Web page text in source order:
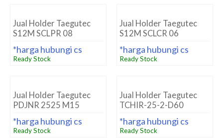
Jual Holder Taegutec
S12M SCLPR 08
*harga hubungi cs
Ready Stock
Jual Holder Taegutec
S12M SCLCR 06
*harga hubungi cs
Ready Stock
Jual Holder Taegutec
PDJNR 2525 M15
*harga hubungi cs
Ready Stock
Jual Holder Taegutec
TCHIR-25-2-D60
*harga hubungi cs
Ready Stock